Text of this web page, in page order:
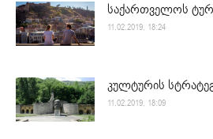
საქართველოს
11.02.2019. 18:24
კულტურის
11.02.2019. 18:09